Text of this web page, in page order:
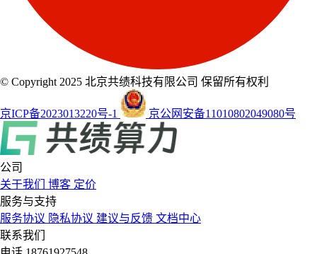
© Copyright 2025 北京共绩科技有限公司 保留所有权利
京ICP备2023013220号-1 京公网安备11010802049080号
公司
关于我们 博客 定价
服务与支持
服务协议 隐私协议 建议与反馈 文档中心
联系我们